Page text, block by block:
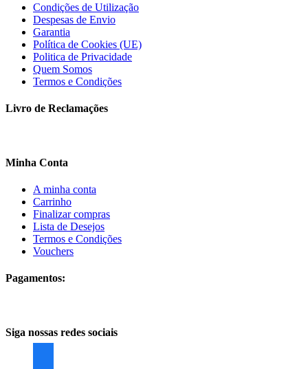
Condições de Utilização
Despesas de Envio
Garantia
Política de Cookies (UE)
Politica de Privacidade
Quem Somos
Termos e Condições
Livro de Reclamações
Minha Conta
A minha conta
Carrinho
Finalizar compras
Lista de Desejos
Termos e Condições
Vouchers
Pagamentos:
Siga nossas redes sociais